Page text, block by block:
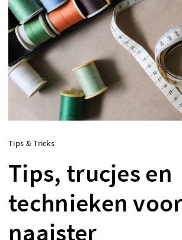
Tips & Tricks
Tips, trucjes en
technieken
naaister